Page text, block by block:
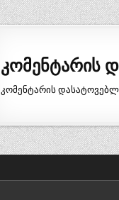
კომენტარის
კომენტარის